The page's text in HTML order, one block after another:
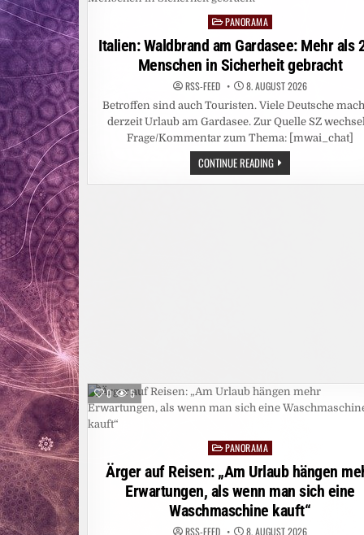
Posted
in
PANORAMA
Italien: Waldbrand am Gardasee: Mehr als
Menschen in Sicherheit gebracht
RSS-FEED 8. AUGUST 2026
Betroffen sind auch Touristen. Viele Deutsche
derzeit Urlaub am Gardasee. Zur Quelle SZ
Frage/Kommentar zum Thema: [mwai_chat]
CONTINUE READINGITALIEN:
WALDBRAND
AM
0 5
PostedPANORAMA
Ärger auf Reisen: „Am Urlaub hängen
Erwartungen, als wenn man sich eine
Waschmaschine kauft“
RSS-FEED 8. AUGUST 2026